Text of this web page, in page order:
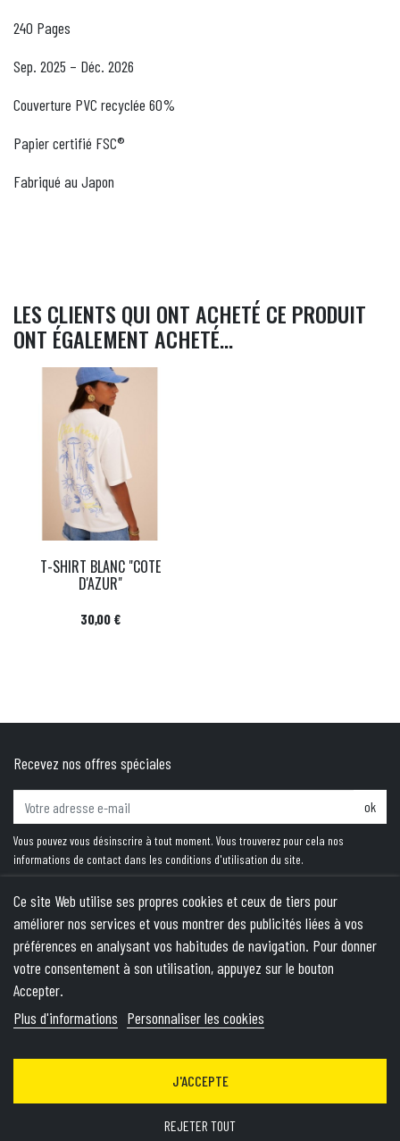
240 Pages
Sep. 2025 – Déc. 2026
Couverture PVC recyclée 60%
Papier certifié FSC®
Fabriqué au Japon
LES CLIENTS QUI ONT ACHETÉ CE PRODUIT
ONT ÉGALEMENT ACHETÉ...
T-SHIRT BLANC "COTE
D'AZUR"
Prix
30,00 €
Recevez nos offres spéciales
ok
Vous pouvez vous désinscrire à tout moment. Vous trouverez pour cela nos
informations de contact dans les conditions d'utilisation du site.
PRODUITS
NOTRE SOCIÉTÉ
VOTRE COMPTE
Ce site Web utilise ses propres cookies et ceux de tiers pour
améliorer nos services et vous montrer des publicités liées à vos
préférences en analysant vos habitudes de navigation. Pour donner
votre consentement à son utilisation, appuyez sur le bouton
Accepter.
Plus d'informations Personnaliser les cookies
REJETER TOUT
J'ACCEPTE
© 2026 - Theme by Wepika- This site is protected by reCAPTCHA